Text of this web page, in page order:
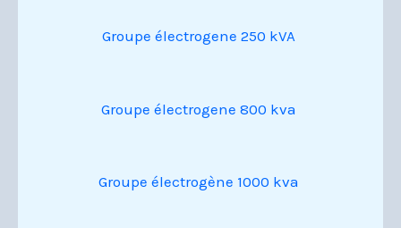
Groupe électrogene 250 kVA
Groupe électrogene 800 kva
Groupe électrogène 1000 kva